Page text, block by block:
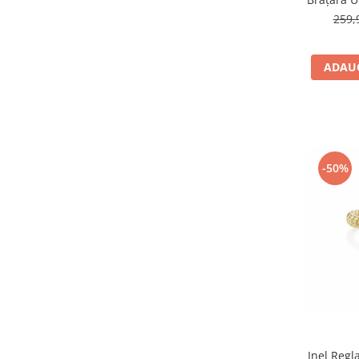
-50%
Inel